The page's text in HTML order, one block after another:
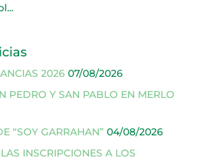
2026 07/08/2026
PEDRO Y SAN PABLO EN MERLO
“SOY GARRAHAN” 04/08/2026
INSCRIPCIONES A LOS